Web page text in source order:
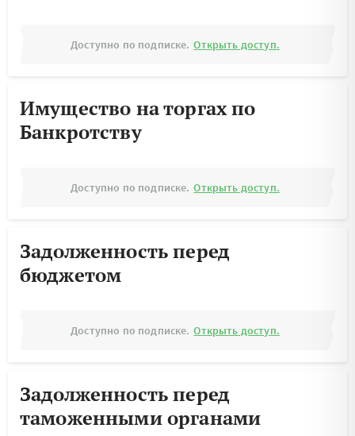
Доступно по подписке. Открыть доступ.
Имущество на торгах по
Банкротству
Доступно по подписке. Открыть доступ.
Задолженность перед
бюджетом
Доступно по подписке. Открыть доступ.
Задолженность перед
таможенными органами